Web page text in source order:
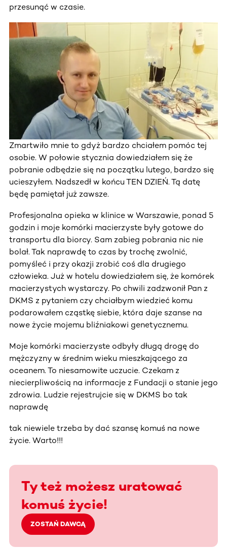
przesunąć w czasie.
Zmartwiło mnie to gdyż bardzo chciałem pomóc tej
osobie. W połowie stycznia dowiedziałem się że
pobranie odbędzie się na początku lutego, bardzo się
ucieszyłem. Nadszedł w końcu TEN DZIEŃ. Tą datę
będę pamiętał już zawsze.
Profesjonalna opieka w klinice w Warszawie, ponad 5
godzin i moje komórki macierzyste były gotowe do
transportu dla biorcy. Sam zabieg pobrania nic nie
bolał. Tak naprawdę to czas by trochę zwolnić,
pomyśleć i przy okazji zrobić coś dla drugiego
człowieka. Już w hotelu dowiedziałem się, że komórek
macierzystych wystarczy. Po chwili zadzwonił Pan z
DKMS z pytaniem czy chciałbym wiedzieć komu
podarowałem cząstkę siebie, która daje szanse na
nowe życie mojemu bliźniakowi genetycznemu.
Moje komórki macierzyste odbyły długą drogę do
mężczyzny w średnim wieku mieszkającego za
oceanem. To niesamowite uczucie. Czekam z
niecierpliwością na informacje z Fundacji o stanie jego
zdrowia. Ludzie rejestrujcie się w DKMS bo tak
naprawdę
tak niewiele trzeba by dać szansę komuś na nowe
życie. Warto!!!
Ty też możesz uratować
komuś życie!
ZOSTAŃ DAWCĄ